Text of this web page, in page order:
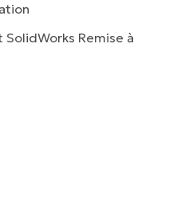
SolidWorks Remise à